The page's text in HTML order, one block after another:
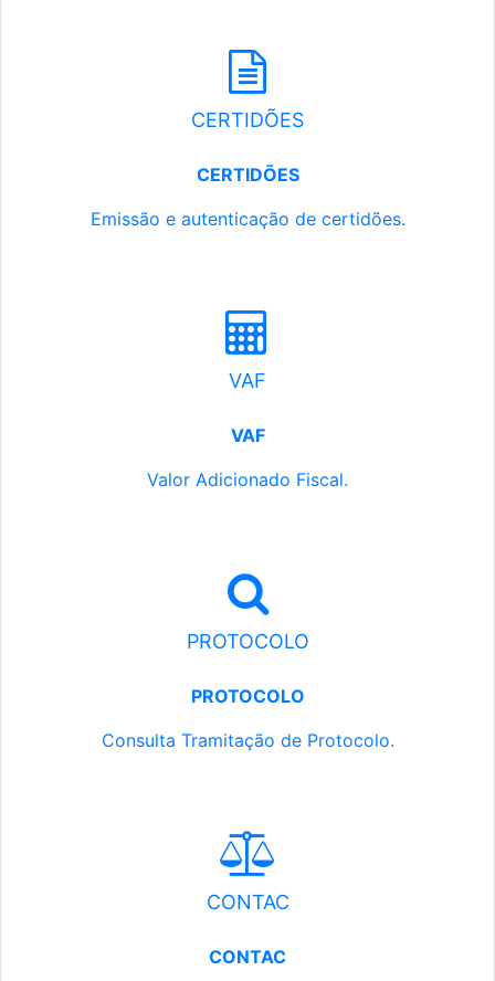
CERTIDÕES
CERTIDÕES
Emissão e autenticação de certidões.
VAF
VAF
Valor Adicionado Fiscal.
PROTOCOLO
PROTOCOLO
Consulta Tramitação de Protocolo.
CONTAC
CONTAC